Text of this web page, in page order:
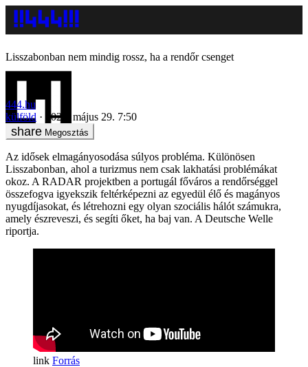
Lisszabonban nem mindig rossz, ha a rendőr csenget
444.hu
külföld
2026. május 29. 7:50
Megosztás
Az idősek elmagányosodása súlyos probléma. Különösen
Lisszabonban, ahol a turizmus nem csak lakhatási problémákat
okoz. A RADAR projektben a portugál főváros a rendőrséggel
összefogva igyekszik feltérképezni az egyedül élő és magányos
nyugdíjasokat, és létrehozni egy olyan szociális hálót számukra,
amely észreveszi, és segíti őket, ha baj van. A Deutsche Welle
riportja.
Forrás